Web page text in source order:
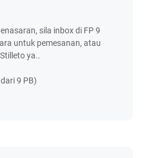
sila inbox di FP 9
untuk pemesanan, atau
ya..
9 PB)